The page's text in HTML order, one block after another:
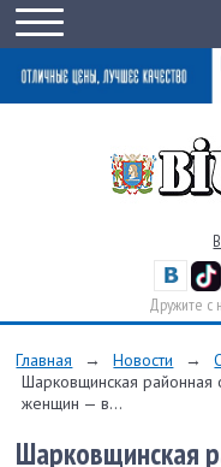
Дружите с
Главная → Новости →
Шарковщинская районная
женщин — в...
Шарковщинская